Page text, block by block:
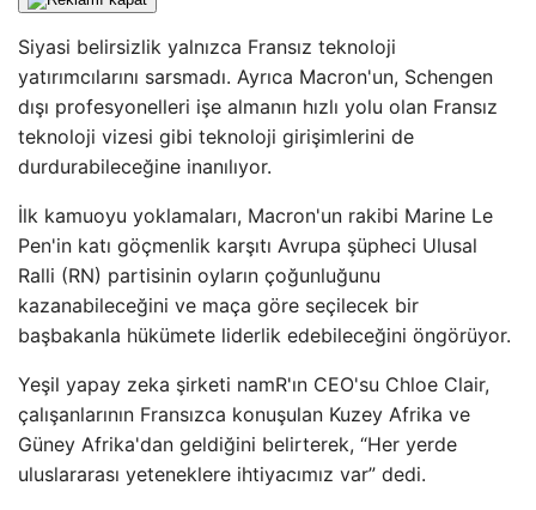
Siyasi belirsizlik yalnızca Fransız teknoloji
yatırımcılarını sarsmadı. Ayrıca Macron'un, Schengen
dışı profesyonelleri işe almanın hızlı yolu olan Fransız
teknoloji vizesi gibi teknoloji girişimlerini de
durdurabileceğine inanılıyor.
İlk kamuoyu yoklamaları, Macron'un rakibi Marine Le
Pen'in katı göçmenlik karşıtı Avrupa şüpheci Ulusal
Ralli (RN) partisinin oyların çoğunluğunu
kazanabileceğini ve maça göre seçilecek bir
başbakanla hükümete liderlik edebileceğini öngörüyor.
Yeşil yapay zeka şirketi namR'ın CEO'su Chloe Clair,
çalışanlarının Fransızca konuşulan Kuzey Afrika ve
Güney Afrika'dan geldiğini belirterek, “Her yerde
uluslararası yeteneklere ihtiyacımız var” dedi.